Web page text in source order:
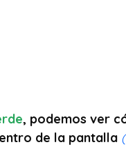
, podemos ver
de la pantalla